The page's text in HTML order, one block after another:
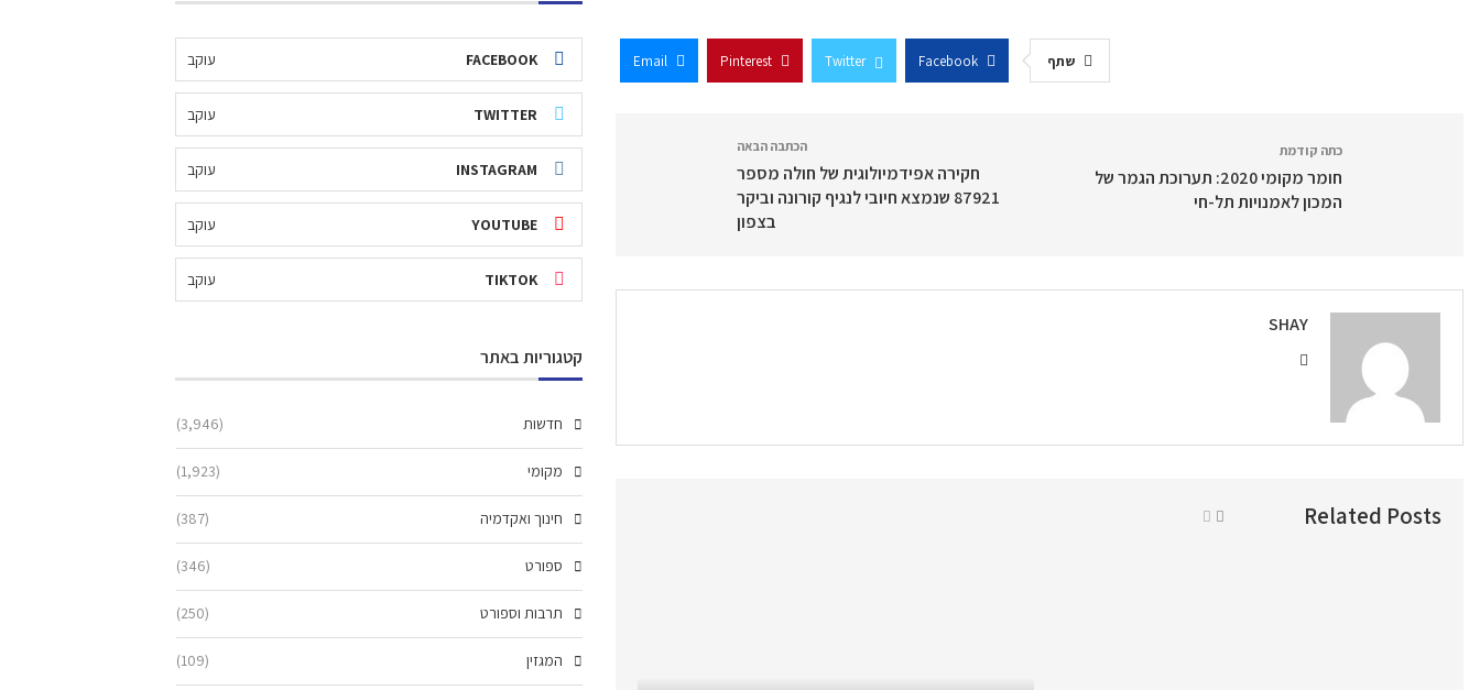
שתף Facebook
Twitter
Pinterest
Email
כתה קודמת
חומר מקומי 2020: תערוכת הגמר של
המכון לאמנויות תל-חי
הכתבה הבאה
חקירה אפידמיולוגית של חולה מספר
87921 שנמצא חיובי לנגיף קורונה וביקר
בצפון
SHAY
Related Posts
FACEBOOK עוקב
TWITTER עוקב
INSTAGRAM עוקב
YOUTUBE עוקב
TIKTOK עוקב
קטגוריות באתר
חדשות (3,946)
מקומי (1,923)
חינוך ואקדמיה (387)
ספורט (346)
תרבות וספורט (250)
המגזין (109)